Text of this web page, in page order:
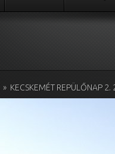
» KECSKEMÉT REPÜLŐNAP 2.